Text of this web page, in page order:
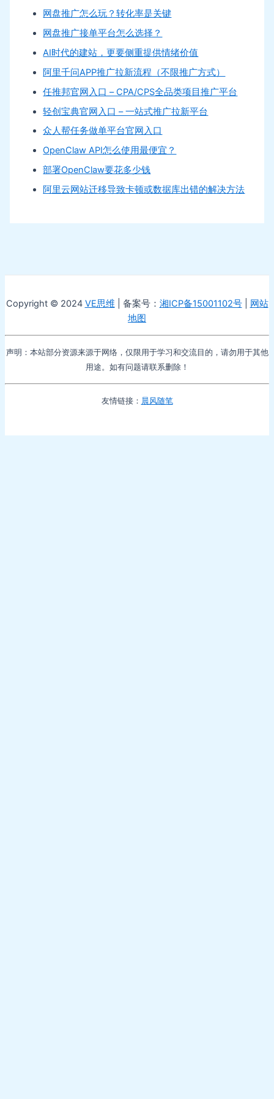
网盘推广怎么玩？转化率是关键
网盘推广接单平台怎么选择？
AI时代的建站，更要侧重提供情绪价值
阿里千问APP推广拉新流程（不限推广方式）
任推邦官网入口 – CPA/CPS全品类项目推广平台
轻创宝典官网入口 – 一站式推广拉新平台
众人帮任务做单平台官网入口
OpenClaw API怎么使用最便宜？
部署OpenClaw要花多少钱
阿里云网站迁移导致卡顿或数据库出错的解决方法
Copyright © 2024 VE思维 | 备案号： 湘ICP备15001102号| 网站
地图
声明：本站部分资源来源于网络，仅限用于学习和交流目的，请勿用于其他
用途。如有问题请联系删除！
友情链接： 晨风随笔